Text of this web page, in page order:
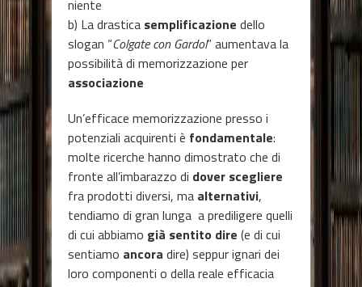
niente
b) La drastica semplificazione dello
slogan “Colgate con Gardol” aumentava la
possibilità di memorizzazione per
associazione
Un’efficace memorizzazione presso i
potenziali acquirenti è fondamentale:
molte ricerche hanno dimostrato che di
fronte all’imbarazzo di dover scegliere
fra prodotti diversi, ma alternativi,
tendiamo di gran lunga a prediligere quelli
di cui abbiamo già sentito dire (e di cui
sentiamo ancora dire) seppur ignari dei
loro componenti o della reale efficacia